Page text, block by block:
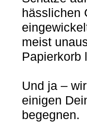
hässlichen
meist
Papierkorb
Und ja –
einigen
begegnen.